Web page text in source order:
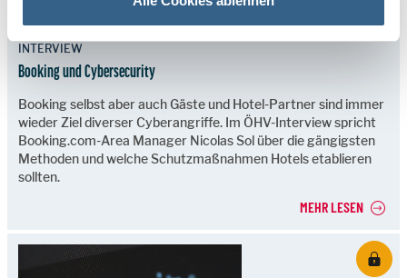
INTERVIEW
Booking und Cybersecurity
Booking selbst aber auch Gäste und Hotel-Partner sind immer
wieder Ziel diverser Cyberangriffe. Im ÖHV-Interview spricht
Booking.com-Area Manager Nicolas Sol über die gängigsten
Methoden und welche Schutzmaßnahmen Hotels etablieren
sollten.
MEHR LESEN